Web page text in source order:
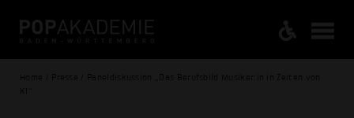
Home / Presse / Paneldiskussion „Das Berufsbild Musiker:in in Zeiten von
KI“